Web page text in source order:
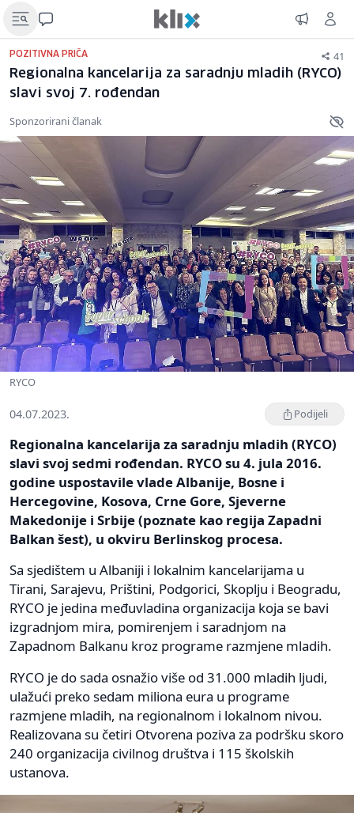
POZITIVNA PRIČA 41
Regionalna kancelarija za saradnju mladih (RYCO)
slavi svoj 7. rođendan
Sponzorirani članak
RYCO
04.07.2023. Podijeli
Regionalna kancelarija za saradnju mladih (RYCO)
slavi svoj sedmi rođendan. RYCO su 4. jula 2016.
godine uspostavile vlade Albanije, Bosne i
Hercegovine, Kosova, Crne Gore, Sjeverne
Makedonije i Srbije (poznate kao regija Zapadni
Balkan šest), u okviru Berlinskog procesa.
Sa sjedištem u Albaniji i lokalnim kancelarijama u
Tirani, Sarajevu, Prištini, Podgorici, Skoplju i Beogradu,
RYCO je jedina međuvladina organizacija koja se bavi
izgradnjom mira, pomirenjem i saradnjom na
Zapadnom Balkanu kroz programe razmjene mladih.
RYCO je do sada osnažio više od 31.000 mladih ljudi,
ulažući preko sedam miliona eura u programe
razmjene mladih, na regionalnom i lokalnom nivou.
Realizovana su četiri Otvorena poziva za podršku skoro
240 organizacija civilnog društva i 115 školskih
ustanova.